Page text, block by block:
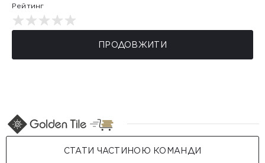
Рейтинг
ПРОДОВЖИТИ
СТАТИ ЧАСТИНОЮ КОМАНДИ